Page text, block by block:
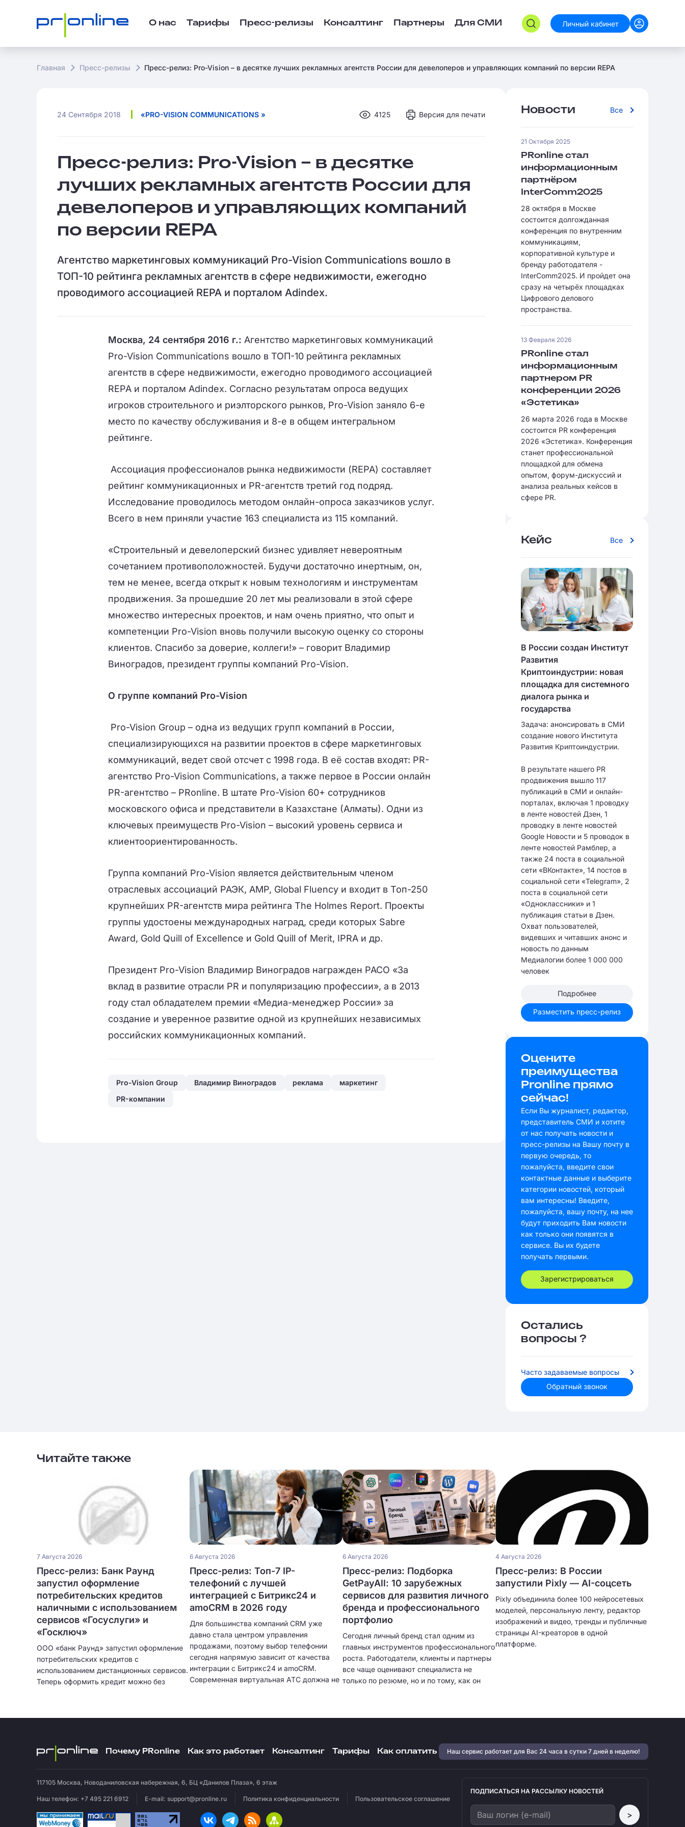
О нас Тарифы Пресс-релизы Консалтинг Партнеры Для СМИ Личный кабинет
Главная Пресс-релизы Пресс-релиз: Pro-Vision – в десятке лучших рекламных агентств России для девелоперов и управляющих компаний по версии REPA
24 Сентября 2018 «PRO-VISION COMMUNICATIONS » 4125 Версия для печати
Пресс-релиз: Pro-Vision – в десятке
лучших рекламных агентств России для
девелоперов и управляющих компаний
по версии REPA
Агентство маркетинговых коммуникаций Pro-Vision Communications вошло в
ТОП-10 рейтинга рекламных агентств в сфере недвижимости, ежегодно
проводимого ассоциацией REPA и порталом Adindex.
Москва, 24 сентября 2016 г.: Агентство маркетинговых коммуникаций
Pro-Vision Communications вошло в ТОП-10 рейтинга рекламных
агентств в сфере недвижимости, ежегодно проводимого ассоциацией
REPA и порталом Adindex. Согласно результатам опроса ведущих
игроков строительного и риэлторского рынков, Pro-Vision заняло 6-е
место по качеству обслуживания и 8-е в общем интегральном
рейтинге.
Ассоциация профессионалов рынка недвижимости (REPA) составляет
рейтинг коммуникационных и PR-агентств третий год подряд.
Исследование проводилось методом онлайн-опроса заказчиков услуг.
Всего в нем приняли участие 163 специалиста из 115 компаний.
«Строительный и девелоперский бизнес удивляет невероятным
сочетанием противоположностей. Будучи достаточно инертным, он,
тем не менее, всегда открыт к новым технологиям и инструментам
продвижения. За прошедшие 20 лет мы реализовали в этой сфере
множество интересных проектов, и нам очень приятно, что опыт и
компетенции Pro-Vision вновь получили высокую оценку со стороны
клиентов. Спасибо за доверие, коллеги!» – говорит Владимир
Виноградов, президент группы компаний Pro-Vision.
О группе компаний Pro-Vision
Pro-Vision Group – одна из ведущих групп компаний в России,
специализирующихся на развитии проектов в сфере маркетинговых
коммуникаций, ведет свой отсчет с 1998 года. В её состав входят: PR-
агентство Pro-Vision Communications, а также первое в России онлайн
PR-агентство – PRonline. В штате Pro-Vision 60+ сотрудников
московского офиса и представители в Казахстане (Алматы). Одни из
ключевых преимуществ Pro-Vision – высокий уровень сервиса и
клиентоориентированность.
Группа компаний Pro-Vision является действительным членом
отраслевых ассоциаций РАЭК, АМР, Global Fluency и входит в Топ-250
крупнейших PR-агентств мира рейтинга The Holmes Report. Проекты
группы удостоены международных наград, среди которых Sabre
Award, Gold Quill of Excellence и Gold Quill of Merit, IPRA и др.
Президент Pro-Vision Владимир Виноградов награжден РАСО «За
вклад в развитие отрасли PR и популяризацию профессии», а в 2013
году стал обладателем премии «Медиа-менеджер России» за
создание и уверенное развитие одной из крупнейших независимых
российских коммуникационных компаний.
Pro-Vision Group Владимир Виноградов реклама
маркетинг
PR-компании
Новости Все
21 Октября 2025
PRonline стал
информационным
партнёром
InterComm2025
28 октября в Москве
состоится долгожданная
конференция по внутренним
коммуникациям,
корпоративной культуре и
бренду работодателя -
InterComm2025. И пройдет она
сразу на четырёх площадках
Цифрового делового
пространства.
13 Февраля 2026
PRonline стал
информационным
партнером PR
конференции 2026
«Эстетика»
26 марта 2026 года в Москве
состоится PR конференция
2026 «Эстетика». Конференция
станет профессиональной
площадкой для обмена
опытом, форум-дискуссий и
анализа реальных кейсов в
сфере PR.
Кейс Все
В России создан Институт
Развития
Криптоиндустрии: новая
площадка для системного
диалога рынка и
государства
Задача: анонсировать в СМИ
создание нового Института
Развития Криптоиндустрии.
В результате нашего PR
продвижения вышло 117
публикаций в СМИ и онлайн-
порталах, включая 1 проводку
в ленте новостей Дзен, 1
проводку в ленте новостей
Google Новости и 5 проводок в
ленте новостей Рамблер, а
также 24 поста в социальной
сети «ВКонтакте», 14 постов в
социальной сети «Telegram», 2
поста в социальной сети
«Одноклассники» и 1
публикация статьи в Дзен.
Охват пользователей,
видевших и читавших анонс и
новость по данным
Медиалогии более 1 000 000
человек
Подробнее
Разместить пресс-релиз
Оцените
преимущества
Pronline прямо
сейчас!
Если Вы журналист, редактор,
представитель СМИ и хотите
от нас получать новости и
пресс-релизы на Вашу почту в
первую очередь, то
пожалуйста, введите свои
контактные данные и выберите
категории новостей, который
вам интересны! Введите,
пожалуйста, вашу почту, на нее
будут приходить Вам новости
как только они появятся в
сервисе. Вы их будете
получать первыми.
Зарегистрироваться
Остались
вопросы ?
Часто задаваемые вопросы
Обратный звонок
Читайте также
7 Августа 2026
Пресс-релиз: Банк Раунд
запустил оформление
потребительских кредитов
наличными с использованием
сервисов «Госуслуги» и
«Госключ»
ООО «банк Раунд» запустил оформление
потребительских кредитов с
использованием дистанционных сервисов.
Теперь оформить кредит можно без
6 Августа 2026
Пресс-релиз: Топ-7 IP-
телефоний с лучшей
интеграцией с Битрикс24 и
amoCRM в 2026 году
Для большинства компаний CRM уже
давно стала центром управления
продажами, поэтому выбор телефонии
сегодня напрямую зависит от качества
интеграции с Битрикс24 и amoCRM.
Современная виртуальная АТС должна не
интеграция, тем меньше ручной работы
остается менеджерам и тем выше
6 Августа 2026
Пресс-релиз: Подборка
GetPayAll: 10 зарубежных
сервисов для развития личного
бренда и профессионального
портфолио
Сегодня личный бренд стал одним из
главных инструментов профессионального
роста. Работодатели, клиенты и партнеры
все чаще оценивают специалиста не
только по резюме, но и по тому, как он
быстрее находить проекты, получать
предложения о сотрудничестве и
4 Августа 2026
Пресс-релиз: В России
запустили Pixly — AI-соцсеть
Pixly объединила более 100 нейросетевых
моделей, персональную ленту, редактор
изображений и видео, тренды и публичные
страницы AI-креаторов в одной
платформе.
Почему PRonline Как это работает Консалтинг Тарифы Как оплатить Наш сервис работает для Вас 24 часа в сутки 7 дней в неделю!
117105 Москва, Новоданиловская набережная, 6, БЦ «Данилов Плаза», 6 этаж
Наш телефон: +7 495 221 6912 E-mail: support@pronline.ru Политика конфиденциальности Пользовательское соглашение
ПОДПИСАТЬСЯ НА РАССЫЛКУ НОВОСТЕЙ